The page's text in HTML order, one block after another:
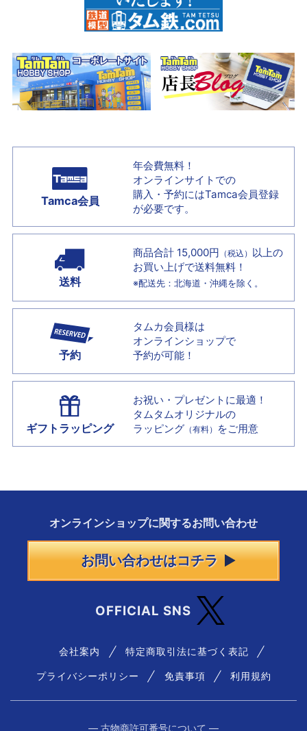
Tamca会員
年会費無料！
オンラインサイトでの
購入・予約にはTamca会員登録
が必要です。
送料
商品合計 15,000円 （税込） 以上の
お買い上げで送料無料！
※配送先：北海道・沖縄を除く。
予約
タムカ会員様は
オンラインショップで
予約が可能！
ギフトラッピング
お祝い・プレゼントに最適！
タムタムオリジナルの
ラッピング （有料） をご用意
オンラインショップに関するお問い合わせ
お問い合わせはコチラ
OFFICIAL SNS
会社案内 特定商取引法に基づく表記
プライバシーポリシー 免責事項 利用規約
― 古物商許可番号について ―